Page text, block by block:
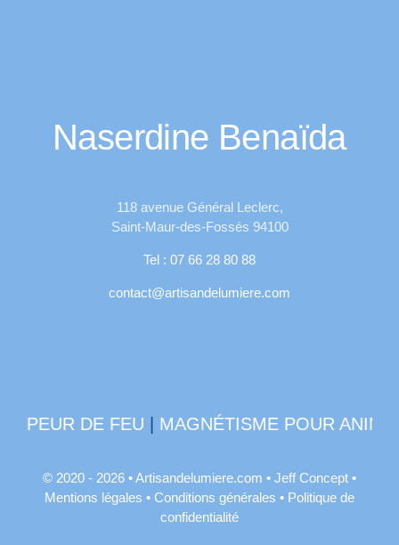
Naserdine Benaïda
118 avenue Général Leclerc,
Saint-Maur-des-Fossés 94100
Tel : 07 66 28 80 88
contact@artisandelumiere.com
DE FEU| MAGNÉTISME POUR
© 2020 - 2026 •Artisandelumiere.com • Jeff Concept •
Mentions légales • Conditions générales • Politique de
confidentialité